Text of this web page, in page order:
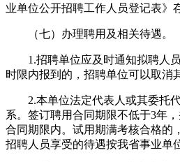
业单位公开招聘工作人员登记表》
（七）办理聘用及相关待遇。
1.招聘单位应及时通知拟聘人员
时限内报到的，招聘单位可以取消
2.本单位法定代表人或其委托代
系。签订聘用合同期限不低于3年
合同期限内。试用期满考核合格的
招聘人员享受的待遇按我省事业单